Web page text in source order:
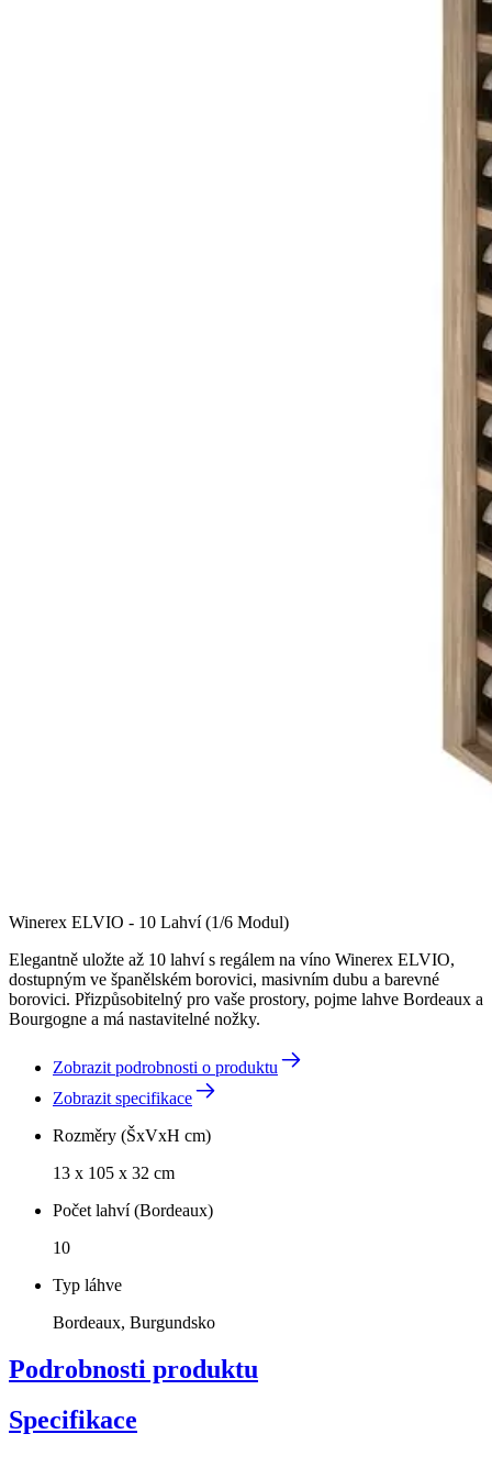
Winerex ELVIO - 10 Lahví (1/6 Modul)
Elegantně uložte až 10 lahví s regálem na víno Winerex ELVIO,
dostupným ve španělském borovici, masivním dubu a barevné
borovici. Přizpůsobitelný pro vaše prostory, pojme lahve Bordeaux a
Bourgogne a má nastavitelné nožky.
Zobrazit podrobnosti o produktu
Zobrazit specifikace
Rozměry (ŠxVxH cm)
13 x 105 x 32 cm
Počet lahví (Bordeaux)
10
Typ láhve
Bordeaux, Burgundsko
Podrobnosti produktu
Specifikace